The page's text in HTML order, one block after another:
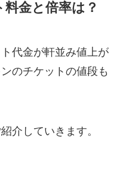
金と倍率は？
代金が軒並み値上が
のチケットの値段も
介していきます。